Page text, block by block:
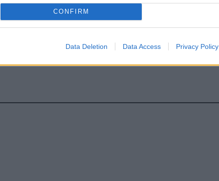
CONFIRM
Data Deletion Data Access Privacy Policy